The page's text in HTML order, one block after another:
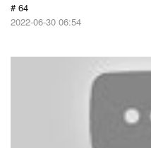
# 64
2022-06-30 06:54